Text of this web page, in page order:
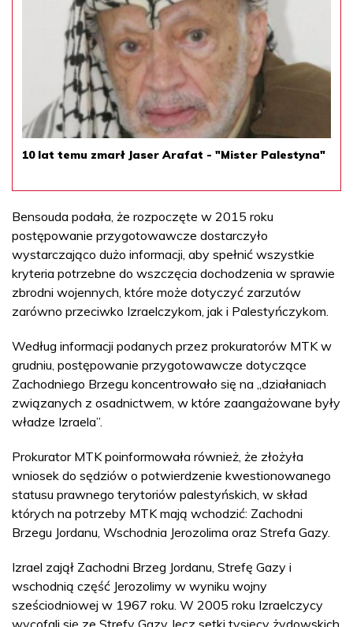
10 lat temu zmarł Jaser Arafat - "Mister Palestyna"
Bensouda podała, że rozpoczęte w 2015 roku
postępowanie przygotowawcze dostarczyło
wystarczająco dużo informacji, aby spełnić wszystkie
kryteria potrzebne do wszczęcia dochodzenia w sprawie
zbrodni wojennych, które może dotyczyć zarzutów
zarówno przeciwko Izraelczykom, jak i Palestyńczykom.
Według informacji podanych przez prokuratorów MTK w
grudniu, postępowanie przygotowawcze dotyczące
Zachodniego Brzegu koncentrowało się na „działaniach
związanych z osadnictwem, w które zaangażowane były
władze Izraela”.
Prokurator MTK poinformowała również, że złożyła
wniosek do sędziów o potwierdzenie kwestionowanego
statusu prawnego terytoriów palestyńskich, w skład
których na potrzeby MTK mają wchodzić: Zachodni
Brzegu Jordanu, Wschodnia Jerozolima oraz Strefa Gazy.
Izrael zajął Zachodni Brzeg Jordanu, Strefę Gazy i
wschodnią część Jerozolimy w wyniku wojny
sześciodniowej w 1967 roku. W 2005 roku Izraelczycy
wycofali się ze Strefy Gazy, lecz setki tysięcy żydowskich